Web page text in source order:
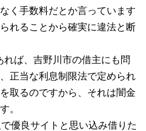
く手数料だとか言っています
れることから確実に違法と断
ば、吉野川市の借主にも問
正当な利息制限法で定められ
取るのですから、それは闇金
。
優良サイトと思い込み借りた